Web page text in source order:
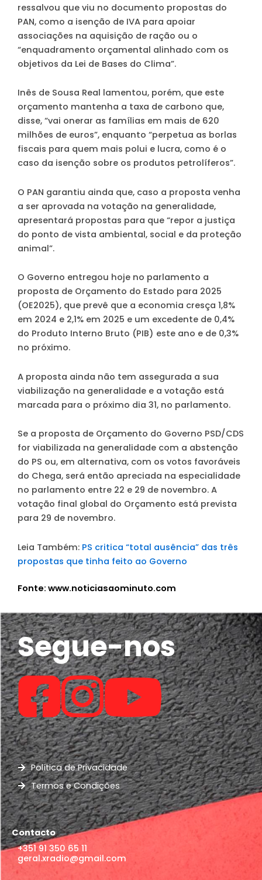
ressalvou que viu no documento propostas do
PAN, como a isenção de IVA para apoiar
associações na aquisição de ração ou o
“enquadramento orçamental alinhado com os
objetivos da Lei de Bases do Clima”.
Inês de Sousa Real lamentou, porém, que este
orçamento mantenha a taxa de carbono que,
disse, “vai onerar as famílias em mais de 620
milhões de euros”, enquanto “perpetua as borlas
fiscais para quem mais polui e lucra, como é o
caso da isenção sobre os produtos petrolíferos”.
O PAN garantiu ainda que, caso a proposta venha
a ser aprovada na votação na generalidade,
apresentará propostas para que “repor a justiça
do ponto de vista ambiental, social e da proteção
animal”.
O Governo entregou hoje no parlamento a
proposta de Orçamento do Estado para 2025
(OE2025), que prevê que a economia cresça 1,8%
em 2024 e 2,1% em 2025 e um excedente de 0,4%
do Produto Interno Bruto (PIB) este ano e de 0,3%
no próximo.
A proposta ainda não tem assegurada a sua
viabilização na generalidade e a votação está
marcada para o próximo dia 31, no parlamento.
Se a proposta de Orçamento do Governo PSD/CDS
for viabilizada na generalidade com a abstenção
do PS ou, em alternativa, com os votos favoráveis
do Chega, será então apreciada na especialidade
no parlamento entre 22 e 29 de novembro. A
votação final global do Orçamento está prevista
para 29 de novembro.
Leia Também: PS critica “total ausência” das três
propostas que tinha feito ao Governo
Fonte: www.noticiasaominuto.com
Segue-nos
Política de Privacidade
Termos e Condições
Contacto
+351 91 350 65 11
geral.xradio@gmail.com